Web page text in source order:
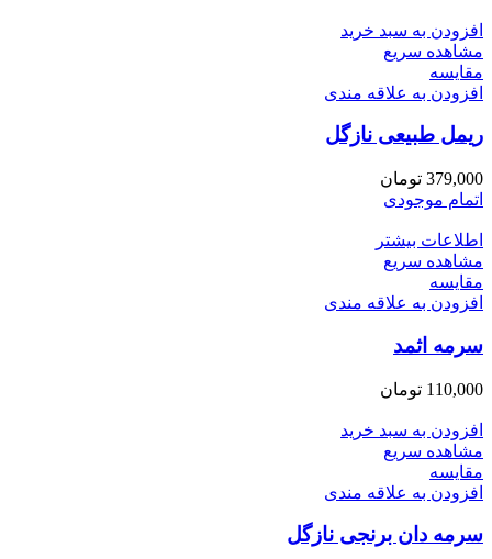
افزودن به سبد خرید
مشاهده سریع
مقایسه
افزودن به علاقه مندی
ریمل طبیعی نازگل
379,000 تومان
اتمام موجودی
اطلاعات بیشتر
مشاهده سریع
مقایسه
افزودن به علاقه مندی
سرمه اثمد
110,000 تومان
افزودن به سبد خرید
مشاهده سریع
مقایسه
افزودن به علاقه مندی
سرمه دان برنجی نازگل